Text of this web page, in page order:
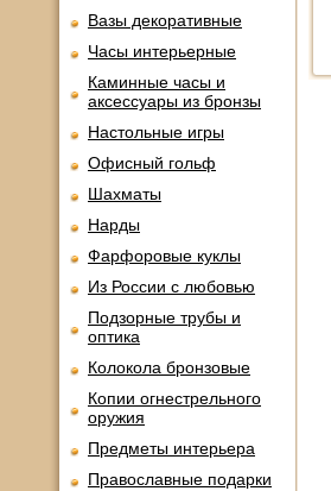
Вазы декоративные
Часы интерьерные
Каминные часы и
аксессуары из бронзы
Настольные игры
Офисный гольф
Шахматы
Нарды
Фарфоровые куклы
Из России с любовью
Подзорные трубы и
оптика
Колокола бронзовые
Копии огнестрельного
оружия
Предметы интерьера
Православные подарки